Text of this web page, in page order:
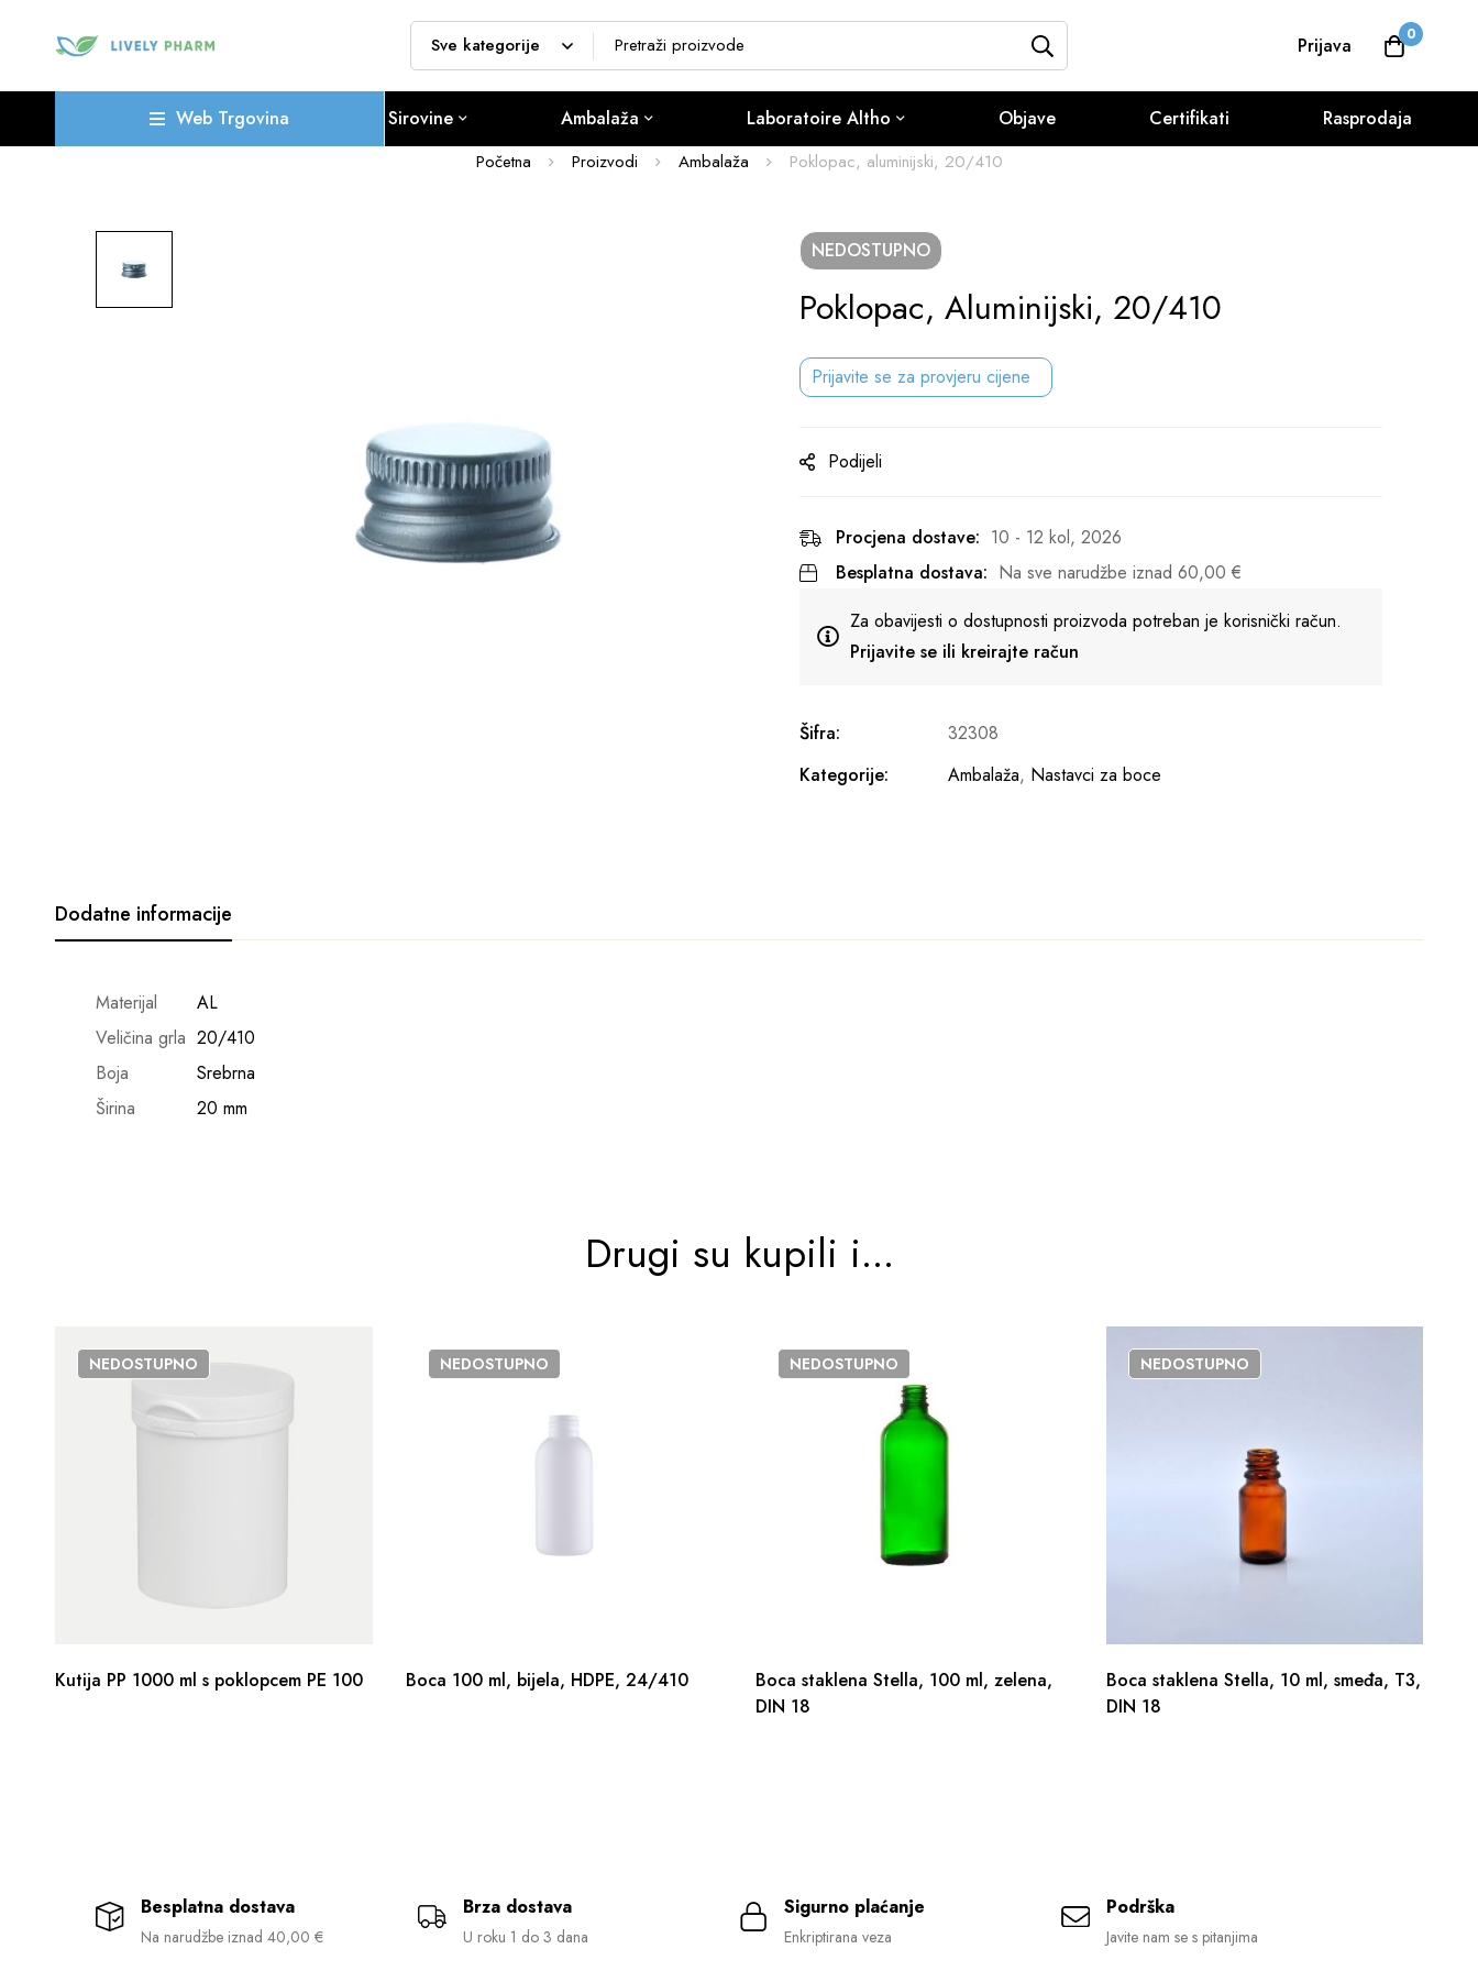
Prijava 0
Web Trgovina Sirovine Ambalaža Laboratoire Altho Objave Certifikati Rasprodaja
Početna Proizvodi Ambalaža Poklopac, aluminijski, 20/410
NEDOSTUPNO
Poklopac, Aluminijski, 20/410
Prijavite se za provjeru cijene
Podijeli
Procjena dostave: 10 - 12 kol, 2026
Besplatna dostava: Na sve narudžbe iznad 60,00 €
Za obavijesti o dostupnosti proizvoda potreban je korisnički račun.
Prijavite se ili kreirajte račun
Šifra:
32308
Kategorije:
Ambalaža, Nastavci za boce
Dodatne informacije
Materijal
AL
Veličina grla 20/410
Boja
Srebrna
Širina
20 mm
Drugi su kupili i...
NEDOSTUPNO
Kutija PP 1000 ml s poklopcem PE 100
NEDOSTUPNO
Boca 100 ml, bijela, HDPE, 24/410
NEDOSTUPNO
Boca staklena Stella, 100 ml, zelena,
DIN 18
NEDOSTUPNO
Boca staklena Stella, 10 ml, smeđa, T3,
DIN 18
Besplatna dostava
Na narudžbe iznad 40,00 €
Brza dostava
U roku 1 do 3 dana
Sigurno plaćanje
Enkriptirana veza
Podrška
Javite nam se s pitanjima